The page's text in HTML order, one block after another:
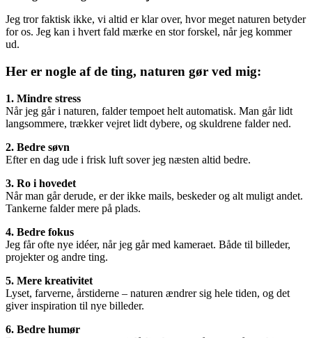
Jeg tror faktisk ikke, vi altid er klar over, hvor meget naturen betyder
for os. Jeg kan i hvert fald mærke en stor forskel, når jeg kommer
ud.
Her er nogle af de ting, naturen gør ved mig:
1. Mindre stress
Når jeg går i naturen, falder tempoet helt automatisk. Man går lidt
langsommere, trækker vejret lidt dybere, og skuldrene falder ned.
2. Bedre søvn
Efter en dag ude i frisk luft sover jeg næsten altid bedre.
3. Ro i hovedet
Når man går derude, er der ikke mails, beskeder og alt muligt andet.
Tankerne falder mere på plads.
4. Bedre fokus
Jeg får ofte nye idéer, når jeg går med kameraet. Både til billeder,
projekter og andre ting.
5. Mere kreativitet
Lyset, farverne, årstiderne – naturen ændrer sig hele tiden, og det
giver inspiration til nye billeder.
6. Bedre humør